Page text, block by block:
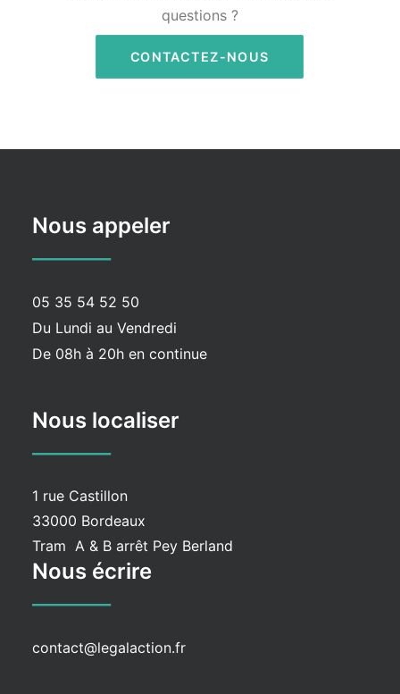
questions ?
CONTACTEZ-NOUS
Nous appeler
05 35 54 52 50
Du Lundi au Vendredi
De 08h à 20h en continue
Nous localiser
1 rue Castillon
33000 Bordeaux
Tram A & B arrêt Pey Berland
Nous écrire
contact@legalaction.fr